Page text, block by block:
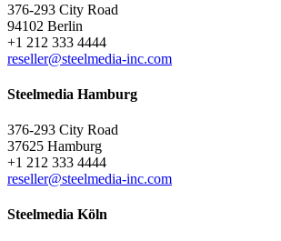
376-293 City Road
94102 Berlin
+1 212 333 4444
reseller@steelmedia-inc.com
Steelmedia Hamburg
376-293 City Road
37625 Hamburg
+1 212 333 4444
reseller@steelmedia-inc.com
Steelmedia Köln